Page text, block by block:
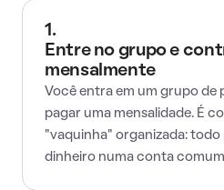
1.
Entre no grupo e
mensalmente
Você entra em um grupo de
pagar uma mensalidade. É
"vaquinha" organizada:
dinheiro numa conta